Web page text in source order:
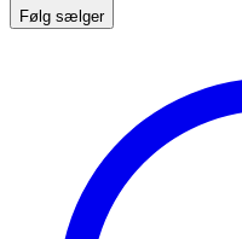
Følg sælger